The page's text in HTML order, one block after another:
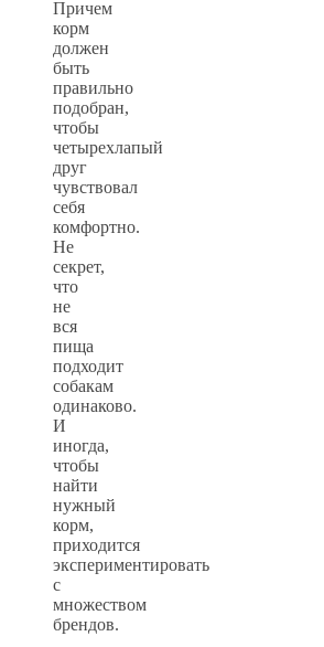
Причем
корм
должен
быть
правильно
подобран,
чтобы
четырехлапый
друг
чувствовал
себя
комфортно.
Не
секрет,
что
не
вся
пища
подходит
собакам
одинаково.
И
иногда,
чтобы
найти
нужный
корм,
приходится
экспериментировать
с
множеством
брендов.